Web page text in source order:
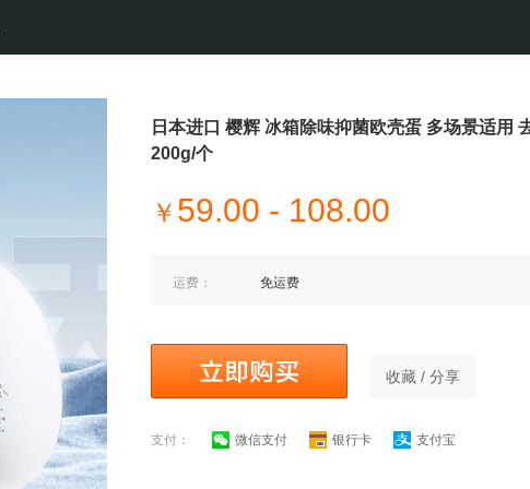
日本进口 樱辉 冰箱除味抑菌欧壳蛋 多场景适用
200g/个
￥ 59.00 - 108.00
运费： 免运费
收藏 / 分享
支付： 微信支付 银行卡 支付宝